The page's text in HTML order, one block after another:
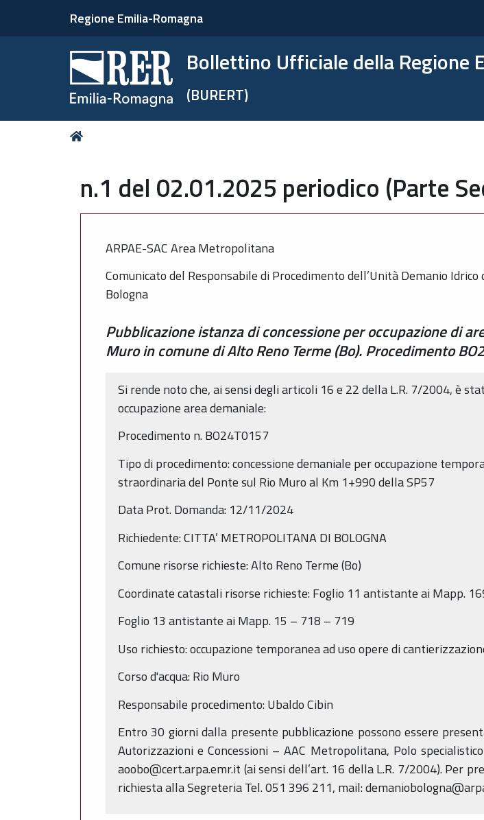
Regione Emilia-Romagna
Bollettino Ufficiale della Regione
(BURERT)
Tu
n.1 del 02.01.2025 periodico (Parte
ARPAE-SAC Area Metropolitana
Comunicato del Responsabile di Procedimento dell’Unità Demanio
Bologna
Pubblicazione istanza di concessione per occupazione di
Muro in comune di Alto Reno Terme (Bo). Procedimento
Si rende noto che, ai sensi degli articoli 16 e 22 della L.R. 7/2004, è
occupazione area demaniale:
Procedimento n. BO24T0157
Tipo di procedimento: concessione demaniale per occupazione
straordinaria del Ponte sul Rio Muro al Km 1+990 della SP57
Data Prot. Domanda: 12/11/2024
Richiedente: CITTA’ METROPOLITANA DI BOLOGNA
Comune risorse richieste: Alto Reno Terme (Bo)
Coordinate catastali risorse richieste: Foglio 11 antistante ai Mapp.
Foglio 13 antistante ai Mapp. 15 – 718 – 719
Uso richiesto: occupazione temporanea ad uso opere di
Corso d'acqua: Rio Muro
Responsabile procedimento: Ubaldo Cibin
Entro 30 giorni dalla presente pubblicazione possono essere
Autorizzazioni e Concessioni – AAC Metropolitana, Polo
aoobo@cert.arpa.emr.it (ai sensi dell’art. 16 della L.R. 7/2004). Per
richiesta alla Segreteria Tel. 051 396 211, mail: